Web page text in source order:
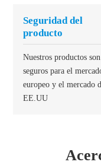
Seguridad del
producto
Nuestros productos son
seguros para el
europeo y el mercado
EE.UU